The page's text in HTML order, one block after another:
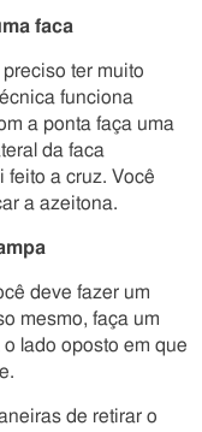
faca
ter muito
funciona
a ponta faça uma
da faca
feito a cruz. Você
a azeitona.
deve fazer um
mesmo, faça um
lado oposto em que
de retirar o